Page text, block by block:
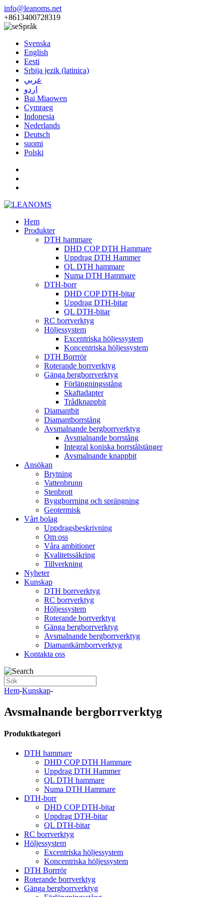
info@leanoms.net
+8613400728319
Språk
Svenska
English
Eesti
Srbija jezik (latinica)
عربي
اردو
Bai Miaowen
Cymraeg
Indonesia
Nederlands
Deutsch
suomi
Polski
Hem
Produkter
DTH hammare
DHD COP DTH Hammare
Uppdrag DTH Hammer
QL DTH hammare
Numa DTH Hammare
DTH-borr
DHD COP DTH-bitar
Uppdrag DTH-bitar
QL DTH-bitar
RC borrverktyg
Höljessystem
Excentriska höljessystem
Koncentriska höljessystem
DTH Borrrör
Roterande borrverktyg
Gänga bergborrverktyg
Förlängningsstång
Skaftadapter
Trådknappbit
Diamantbit
Diamantborrstång
Avsmalnande bergborrverktyg
Avsmalnande borrstång
Integral koniska borrstålstänger
Avsmalnande knappbit
Ansökan
Brytning
Vattenbrunn
Stenbrott
Byggborrning och sprängning
Geotermisk
Vårt bolag
Uppdragsbeskrivning
Om oss
Våra ambitioner
Kvalitetssäkring
Tillverkning
Nyheter
Kunskap
DTH borrverktyg
RC borrverktyg
Höljessystem
Roterande borrverktyg
Gänga bergborrverktyg
Avsmalnande bergborrverktyg
Diamantkärnborrverktyg
Kontakta oss
Hem-Kunskap-
Avsmalnande bergborrverktyg
Produktkategori
DTH hammare
DHD COP DTH Hammare
Uppdrag DTH Hammer
QL DTH hammare
Numa DTH Hammare
DTH-borr
DHD COP DTH-bitar
Uppdrag DTH-bitar
QL DTH-bitar
RC borrverktyg
Höljessystem
Excentriska höljessystem
Koncentriska höljessystem
DTH Borrrör
Roterande borrverktyg
Gänga bergborrverktyg